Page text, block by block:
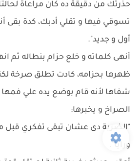
حذرتك من دقيقة ده كان مراعاة
تسوقي فيها و تقلي أدبك، كدة بقى
أول و جديد".
أنهى كلماته و خلع حزام بنطاله ثم
ظهرها بحزامه، كادت تطلق صرخة
شفاها لأنه قام بوضع يده علي
الصراخ و يخبرها:
"الضربة دى عشان تبقى تفكري قبل
ورايا".